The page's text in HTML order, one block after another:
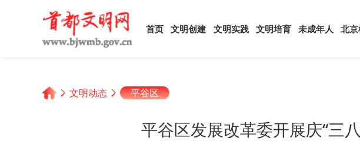
首页 文明创建 文明实践 文明培育 未成年人 北
文明动态 平谷区
平谷区发展改革委开展庆“三